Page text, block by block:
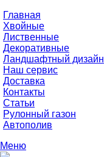
Главная
Хвойные
Лиственные
Декоративные
Ландшафтный дизайн
Наш сервис
Доставка
Контакты
Статьи
Рулонный газон
Автополив
Меню